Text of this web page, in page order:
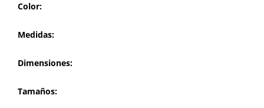
Color:
Medidas:
Dimensiones:
Tamaños: